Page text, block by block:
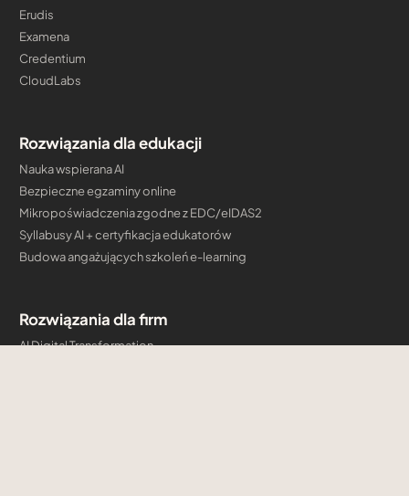
Erudis
Examena
Credentium
CloudLabs
Rozwiązania dla edukacji
Nauka wspierana AI
Bezpieczne egzaminy online
Mikropoświadczenia zgodne z EDC/eIDAS2
Syllabusy AI + certyfikacja edukatorów
Budowa angażujących szkoleń e-learning
Rozwiązania dla firm
AI Digital Transformation